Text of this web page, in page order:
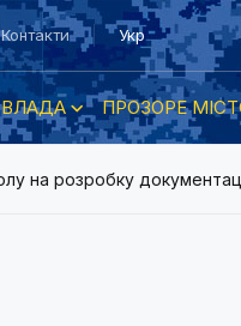
Контакти Укр
ВЛАДА ПРОЗОРЕ
на розробку